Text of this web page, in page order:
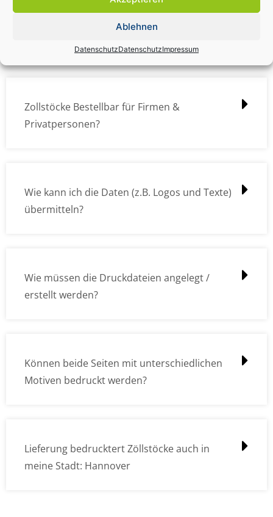
Ablehnen
DatenschutzDatenschutzImpressum
Zollstock Druckdatencheck / Profidatencheck
Zollstöcke Bestellbar für Firmen &
Privatpersonen?
Wie kann ich die Daten (z.B. Logos und Texte)
übermitteln?
Wie müssen die Druckdateien angelegt /
erstellt werden?
Können beide Seiten mit unterschiedlichen
Motiven bedruckt werden?
Lieferung bedrucktert Zöllstöcke auch in
meine Stadt: Hannover